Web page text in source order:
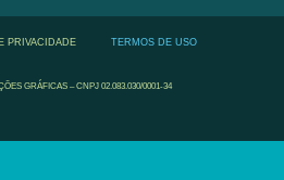
PRIVACIDADE TERMOS DE USO
GRÁFICAS – CNPJ 02.083.030/0001-34